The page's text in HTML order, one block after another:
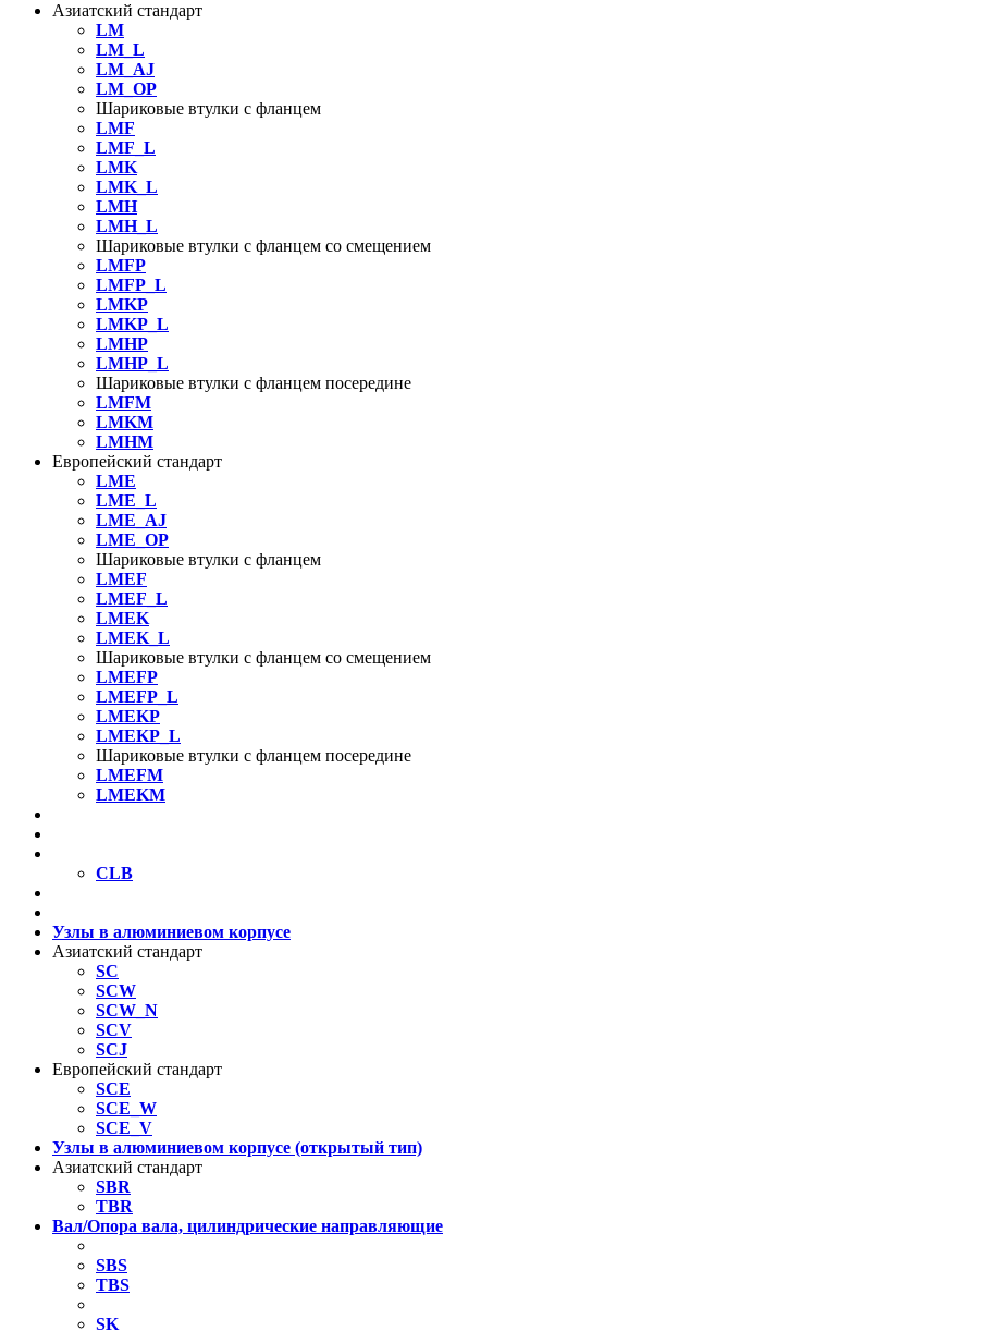
Азиатский стандарт
LM
LM_L
LM_AJ
LM_OP
Шариковые втулки с фланцем
LMF
LMF_L
LMK
LMK_L
LMH
LMH_L
Шариковые втулки с фланцем со смещением
LMFP
LMFP_L
LMKP
LMKP_L
LMHP
LMHP_L
Шариковые втулки с фланцем посередине
LMFM
LMKM
LMHM
Европейский стандарт
LME
LME_L
LME_AJ
LME_OP
Шариковые втулки с фланцем
LMEF
LMEF_L
LMEK
LMEK_L
Шариковые втулки с фланцем со смещением
LMEFP
LMEFP_L
LMEKP
LMEKP_L
Шариковые втулки с фланцем посередине
LMEFM
LMEKM
CLB
Узлы в алюминиевом корпусе
Азиатский стандарт
SC
SCW
SCW_N
SCV
SCJ
Европейский стандарт
SCE
SCE_W
SCE_V
Узлы в алюминиевом корпусе (открытый тип)
Азиатский стандарт
SBR
TBR
Вал/Опора вала, цилиндрические направляющие
SBS
TBS
SK